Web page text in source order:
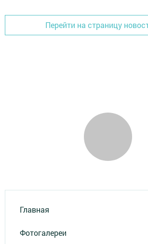
Перейти на страницу
Главная
Фотогалереи